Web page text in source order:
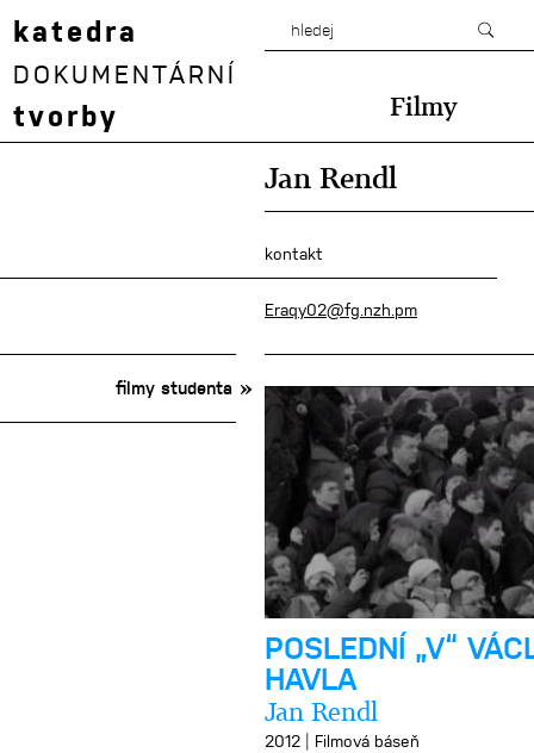
katedra
DOKUMENTÁRNÍ
tvorby Filmy
Jan Rendl
kontakt
Eraqy02@fg.nzh.pm
filmy studenta
POSLEDNÍ „V“
HAVLA
Jan Rendl
2012 | Filmová báseň